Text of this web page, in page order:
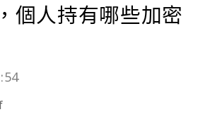
個人持有哪些加密